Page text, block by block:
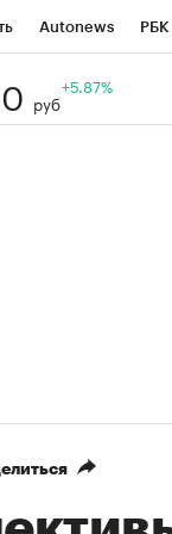
Autonews
Визионеры
руб
+5.87%